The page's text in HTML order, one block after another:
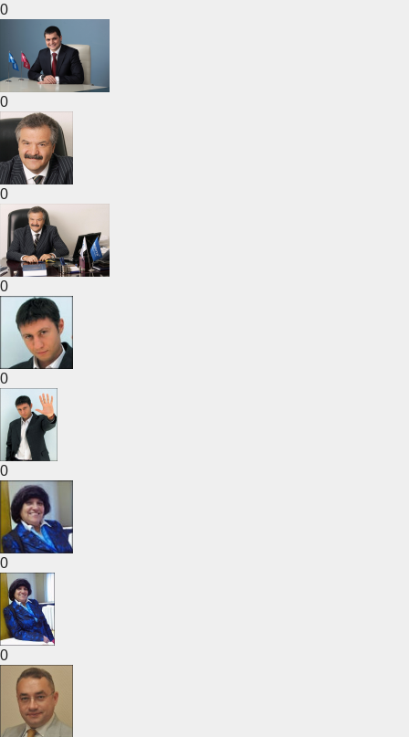
0
0
0
0
0
0
0
0